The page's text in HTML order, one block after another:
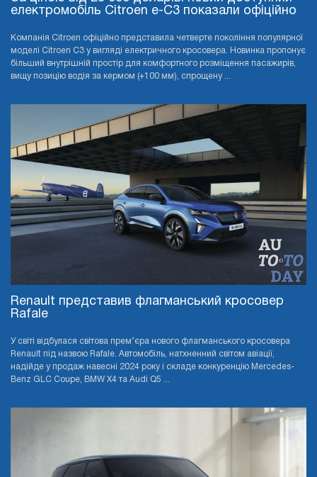
електромобіль Citroen e-C3 показали офіційно
Компанія Citroen офіційно представила четверте покоління популярної
моделі Citroen C3 у вигляді електричного кросовера. Новинка пропонує
більший внутрішній простір для комфортного розміщення пасажирів,
вищу позицію водія за кермом (+100 мм), спрощену ...
Renault представив флагманський кросовер
Rafale
У світі відбулася світова прем’єра нового флагманського кросовера
Renault під назвою Rafale. Автомобіль, натхненний світом авіації,
надійде у продаж навесні 2024 року і складе конкуренцію Mercedes-
Benz GLC Coupe, BMW X4 та Audi Q5 ...